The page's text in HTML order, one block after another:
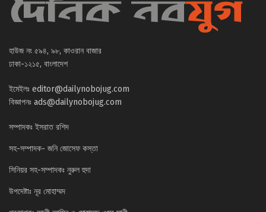
হাউজ নং ৫৯৪, ৯৮, কাওরান বাজার
ঢাকা-১২১৫, বাংলাদেশ
ইমেইলঃ editor@dailynobojug.com
বিজ্ঞাপনঃ ads@dailynobojug.com
সম্পাদকঃ ইসরাত রশিদ
সহ-সম্পাদক- জনি জোসেফ কস্তা
সিনিয়র সহ-সম্পাদকঃ নুরুল হুদা
উপদেষ্টাঃ নূর মোহাম্মদ